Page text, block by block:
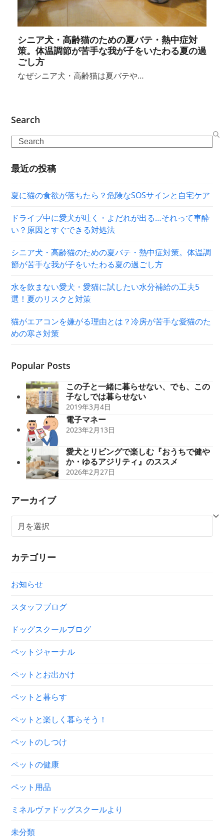
シニア犬・高齢猫のための夏バテ・熱中症対
策。体温調節が苦手な我が子をいたわる夏の過
ごし方
なぜシニア犬・高齢猫は夏バテや…
Search
Search
最近の投稿
夏に猫の食欲が落ちたら？危険なSOSサインと自宅ケア
ドライブ中に愛犬が吐く・よだれが出る…それって車酔
い？原因とすぐできる対処法
シニア犬・高齢猫のための夏バテ・熱中症対策。体温調
節が苦手な我が子をいたわる夏の過ごし方
水を飲まない愛犬・愛猫に試したい水分補給の工夫5
選！夏のリスクと対策
猫がエアコンを嫌がる理由とは？冷房が苦手な愛猫のた
めの寒さ対策
Popular Posts
この子と一緒に暮らせない、でも、この
子なしでは暮らせない
2019年3月4日
電子マネー
2023年2月13日
愛犬とリビングで楽しむ『おうちで健や
か・ゆるアジリティ』のススメ
2026年2月27日
アーカイブ
ー
イ
カテゴリー
お知らせ
スタッフブログ
ドッグスクールブログ
ペットジャーナル
ペットとお出かけ
ペットと暮らす
ペットと楽しく暮らそう！
ペットのしつけ
ペットの健康
ペット用品
ミネルヴァドッグスクールより
未分類